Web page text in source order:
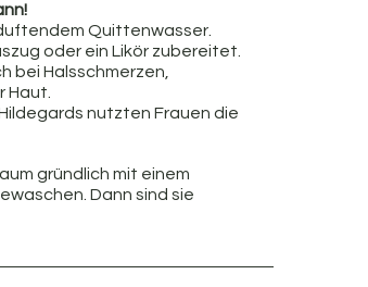
Quittenwasser.
oder ein Likör zubereitet.
bei Halsschmerzen,
Haut.
nutzten Frauen die
gründlich mit einem
Dann sind sie